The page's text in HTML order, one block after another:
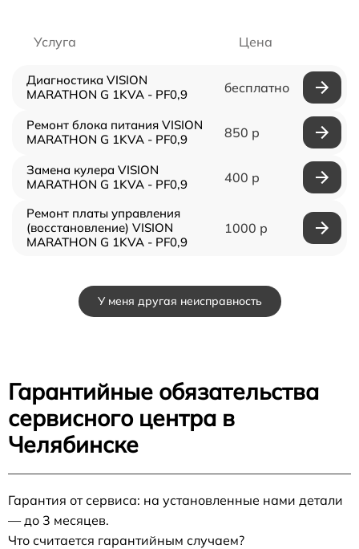
Услуга Цена
Диагностика VISION
MARATHON G 1KVA - PF0,9
бесплатно
Ремонт блока питания VISION
MARATHON G 1KVA - PF0,9
850 р
Замена кулера VISION
MARATHON G 1KVA - PF0,9
400 р
Ремонт платы управления
(восстановление) VISION
MARATHON G 1KVA - PF0,9
1000 р
У меня другая неисправность
Гарантийные обязательства
сервисного центра в
Челябинске
Гарантия от сервиса: на установленные нами детали
— до 3 месяцев.
Что считается гарантийным случаем?